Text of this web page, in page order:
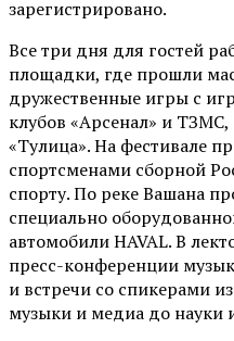
зарегистрировано.
Все три дня для гостей
площадки, где прошли
дружественные игры с
клубов «Арсенал» и ТЗМС,
«Тулица». На фестивале
спортсменами сборной
спорту. По реке Вашана
специально
автомобили HAVAL. В
пресс-конференции
и встречи со спикерами
музыки и медиа до науки